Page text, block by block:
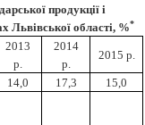
продукції і
Львівської області, %*
2013
р.
2014
р.
2015 р.
14,0 17,3
15,0